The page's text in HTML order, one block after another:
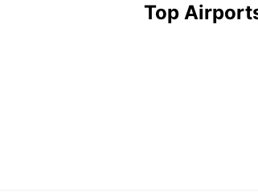
Top